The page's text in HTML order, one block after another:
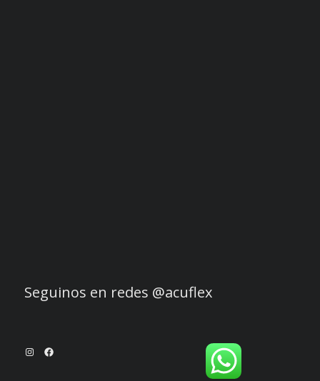
Seguinos en redes @acuflex
Instagram
Facebook